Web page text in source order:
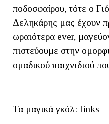
ποδοσφαίρου, τότε ο
Δεληκάρης μας έχουν
ωραιότερα ever,
πιστεύουμε στην
ομαδικού παιχνιδιού
Τα μαγικά γκόλ: links